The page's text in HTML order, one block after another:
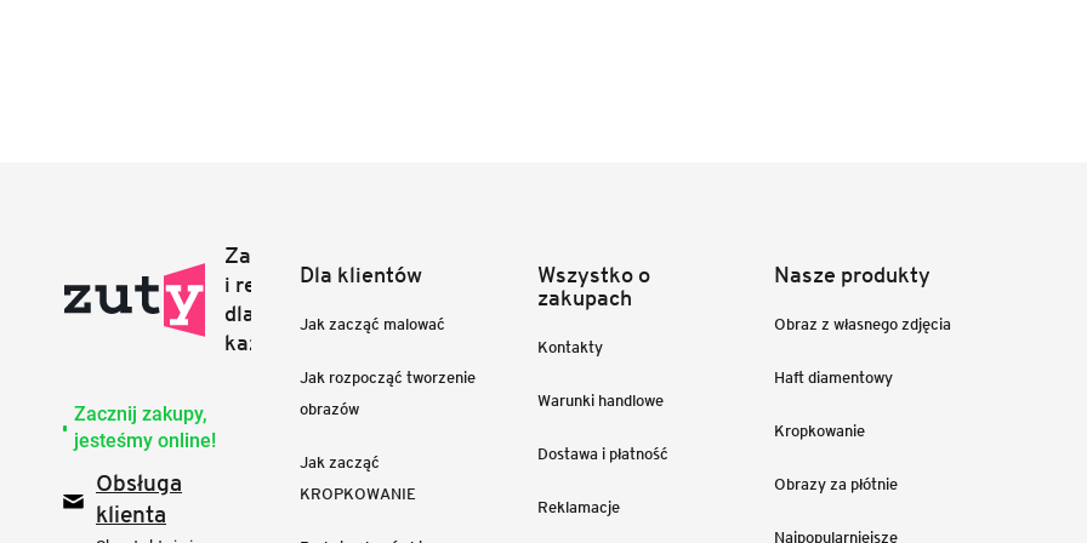
Zacznij zakupy,
jesteśmy online!
Obsługa
klienta
Dla klientów
Jak zacząć malować
Jak rozpocząć tworzenie
obrazów
Jak zacząć
KROPKOWANIE
Wszystko o
zakupach
Kontakty
Warunki handlowe
Dostawa i płatność
Reklamacje
Nasze produkty
Obraz z własnego zdjęcia
Haft diamentowy
Kropkowanie
Obrazy za płótnie
Najpopularniejsze